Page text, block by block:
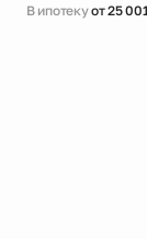
В ипотекуот 25